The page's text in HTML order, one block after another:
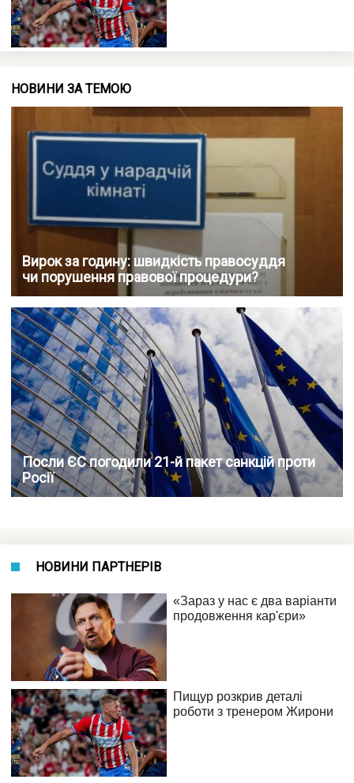
НОВИНИ ЗА ТЕМОЮ
Вирок за годину: швидкість правосуддя
чи порушення правової процедури?
Посли ЄС погодили 21-й пакет санкцій проти
Росії
НОВИНИ ПАРТНЕРІВ